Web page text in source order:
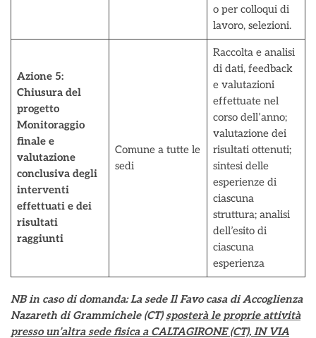
o per colloqui di
lavoro, selezioni.
Azione 5:
Chiusura del
progetto
Monitoraggio
finale e
valutazione
conclusiva degli
interventi
effettuati e dei
risultati
raggiunti
Comune a tutte le
sedi
Raccolta e analisi
di dati, feedback
e valutazioni
effettuate nel
corso dell’anno;
valutazione dei
risultati ottenuti;
sintesi delle
esperienze di
ciascuna
struttura; analisi
dell’esito di
ciascuna
esperienza
NB in caso di domanda: La sede Il Favo casa di Accoglienza
Nazareth di Grammichele (CT)sposterà le proprie attività
presso un’altra sede fisica a CALTAGIRONE (CT), IN VIA